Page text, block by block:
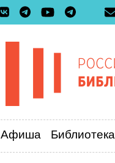
Афиша Библиотека